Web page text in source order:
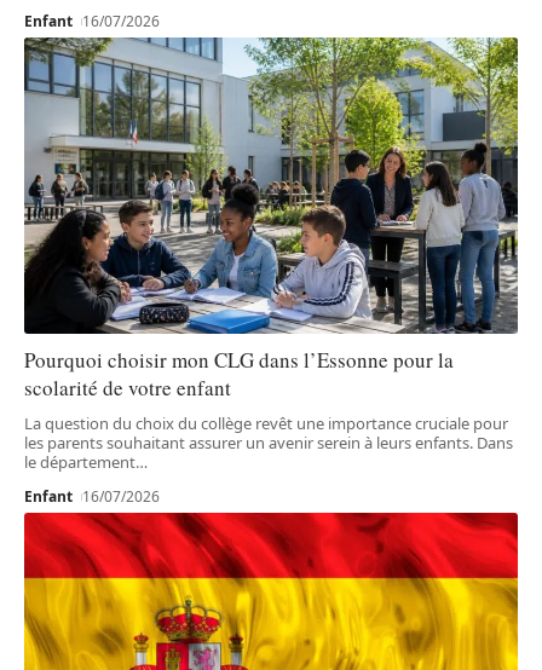
Enfant 16/07/2026
Pourquoi choisir mon CLG dans l’Essonne pour la
scolarité de votre enfant
La question du choix du collège revêt une importance cruciale pour
les parents souhaitant assurer un avenir serein à leurs enfants. Dans
le département…
Enfant 16/07/2026